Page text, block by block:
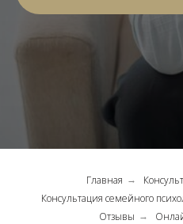
Главная →
Консультация семейного
Отзывы →